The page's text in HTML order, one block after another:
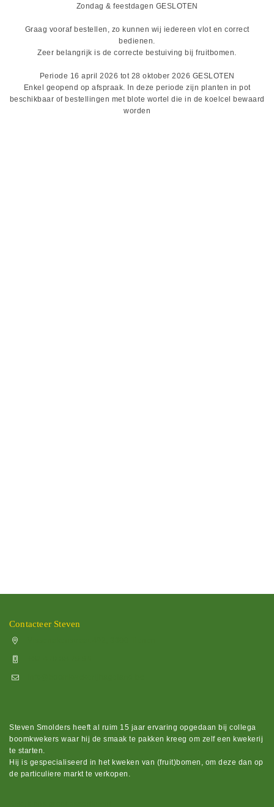
Zondag & feestdagen GESLOTEN
Graag vooraf bestellen, zo kunnen wij iedereen vlot en correct
bedienen.
Zeer belangrijk is de correcte bestuiving bij fruitbomen.
Periode 16 april 2026 tot 28 oktober 2026 GESLOTEN
Enkel geopend op afspraak. In deze periode zijn planten in pot
beschikbaar of bestellingen met blote wortel die in de koelcel bewaard
worden
Contacteer Steven
Steven Smolders heeft al ruim 15 jaar ervaring opgedaan bij collega
boomkwekers waar hij de smaak te pakken kreeg om zelf een kwekerij
te starten.
Hij is gespecialiseerd in het kweken van (fruit)bomen, om deze dan op
de particuliere markt te verkopen.